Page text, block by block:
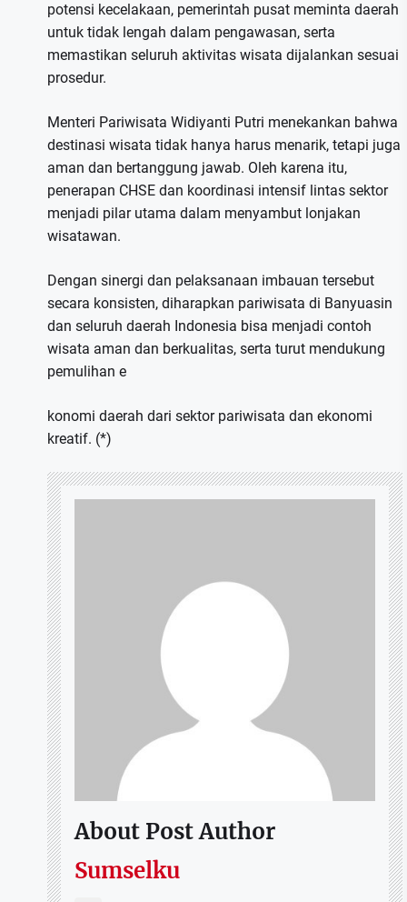
potensi kecelakaan, pemerintah pusat meminta daerah
untuk tidak lengah dalam pengawasan, serta
memastikan seluruh aktivitas wisata dijalankan sesuai
prosedur.
Menteri Pariwisata Widiyanti Putri menekankan bahwa
destinasi wisata tidak hanya harus menarik, tetapi juga
aman dan bertanggung jawab. Oleh karena itu,
penerapan CHSE dan koordinasi intensif lintas sektor
menjadi pilar utama dalam menyambut lonjakan
wisatawan.
Dengan sinergi dan pelaksanaan imbauan tersebut
secara konsisten, diharapkan pariwisata di Banyuasin
dan seluruh daerah Indonesia bisa menjadi contoh
wisata aman dan berkualitas, serta turut mendukung
pemulihan e
konomi daerah dari sektor pariwisata dan ekonomi
kreatif. (*)
About Post Author
Sumselku